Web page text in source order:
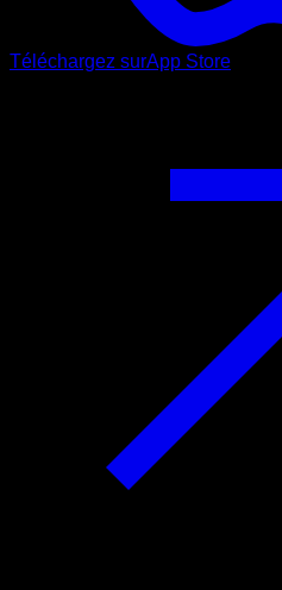
Téléchargez surApp Store